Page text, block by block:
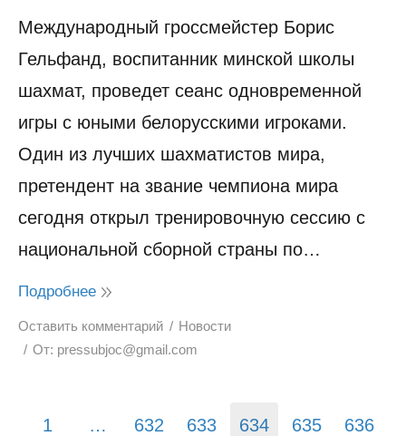
Международный гроссмейстер Борис
Гельфанд, воспитанник минской школы
шахмат, проведет сеанс одновременной
игры с юными белорусскими игроками.
Один из лучших шахматистов мира,
претендент на звание чемпиона мира
сегодня открыл тренировочную сессию с
национальной сборной страны по…
Подробнее
Оставить комментарий
Новости
От: pressubjoc@gmail.com
1 … 632 633 634 635 636